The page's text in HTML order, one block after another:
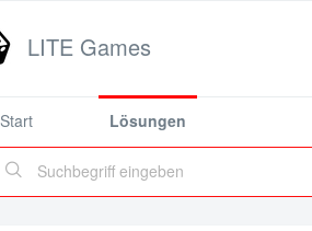
LITE Games
Start Lösungen